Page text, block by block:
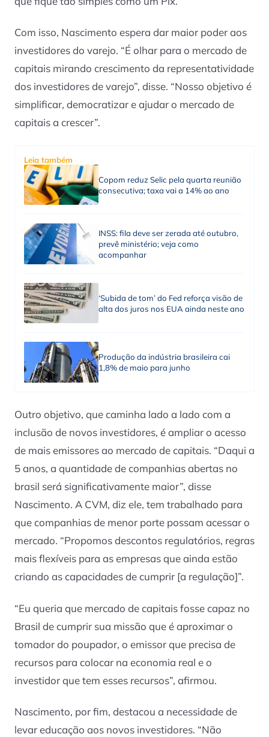
Com isso, Nascimento espera dar maior poder aos
investidores do varejo. “É olhar para o mercado de
capitais mirando crescimento da representatividade
dos investidores de varejo”, disse. “Nosso objetivo é
simplificar, democratizar e ajudar o mercado de
capitais a crescer”.
Leia também
Copom reduz Selic pela quarta reunião
consecutiva; taxa vai a 14% ao ano
INSS: fila deve ser zerada até outubro,
prevê ministério; veja como
acompanhar
‘Subida de tom’ do Fed reforça visão de
alta dos juros nos EUA ainda neste ano
Produção da indústria brasileira cai
1,8% de maio para junho
Outro objetivo, que caminha lado a lado com a
inclusão de novos investidores, é ampliar o acesso
de mais emissores ao mercado de capitais. “Daqui a
5 anos, a quantidade de companhias abertas no
brasil será significativamente maior”, disse
Nascimento. A CVM, diz ele, tem trabalhado para
que companhias de menor porte possam acessar o
mercado. “Propomos descontos regulatórios, regras
mais flexíveis para as empresas que ainda estão
criando as capacidades de cumprir [a regulação]”.
“Eu queria que mercado de capitais fosse capaz no
Brasil de cumprir sua missão que é aproximar o
tomador do poupador, o emissor que precisa de
recursos para colocar na economia real e o
investidor que tem esses recursos”, afirmou.
Nascimento, por fim, destacou a necessidade de
levar educação aos novos investidores. “Não